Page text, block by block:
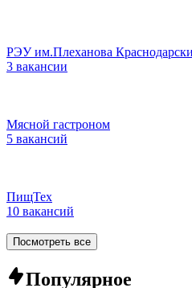
РЭУ им.Плеханова
3 вакансии
Мясной гастроном
5 вакансий
ПищТех
10 вакансий
Посмотреть все
Популярное